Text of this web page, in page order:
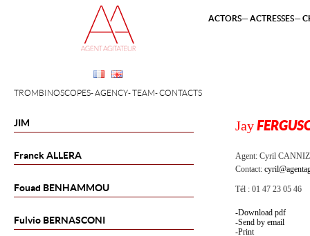
JIM
FranckALLERA
Fouad BENHAMMOU
Fulvio BERNASCONI
TROMBINOSCOPES AGENCY TEAM CONTACTS
ACTORS ACTRESSES
Jay
Agent: Cyril
Contact:
Tél : 01 47 23 05 46
Download pdf
Send by email
Print